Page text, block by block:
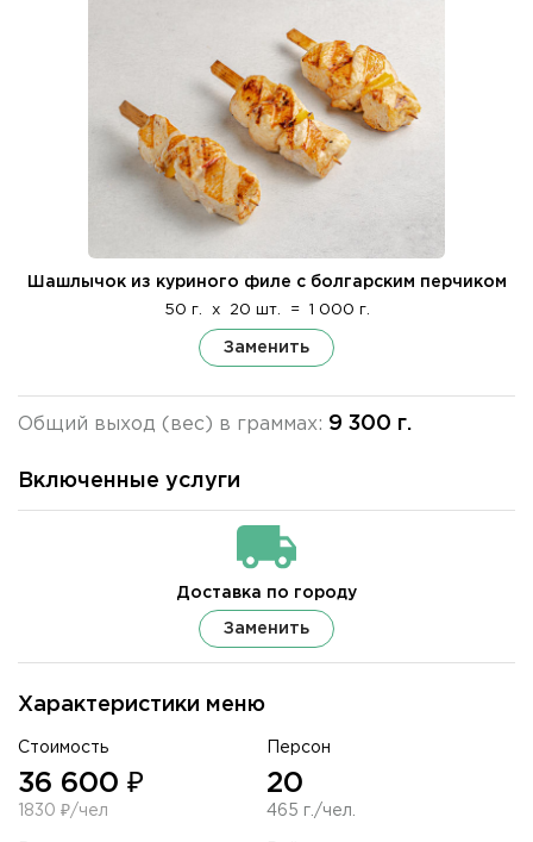
Характеристики меню
Стоимость
36 600 ₽
1830 ₽/чел
Персон
20
465 г./чел.
Шашлычок из куриного филе с болгарским перчиком
50 г. x 20 шт. = 1 000 г.
Заменить
Общий выход (вес) в граммах: 9 300 г.
Включенные услуги
Доставка по городу
Заменить